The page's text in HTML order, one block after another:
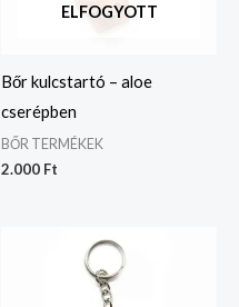
ELFOGYOTT
Bőr kulcstartó – aloe
cserépben
BŐR TERMÉKEK
2.000 Ft